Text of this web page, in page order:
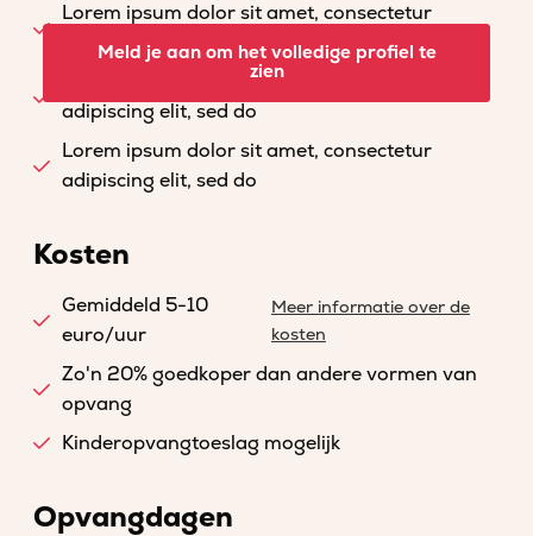
Lorem ipsum dolor sit amet, consectetur
adipiscing elit, sed do
Lorem ipsum dolor sit amet, consectetur
adipiscing elit, sed do
Lorem ipsum dolor sit amet, consectetur
adipiscing elit, sed do
Meld je aan om het volledige profiel te
zien
Kosten
Gemiddeld 5-10
euro/uur
Meer informatie over de
kosten
Zo'n 20% goedkoper dan andere vormen van
opvang
Kinderopvangtoeslag mogelijk
Opvangdagen